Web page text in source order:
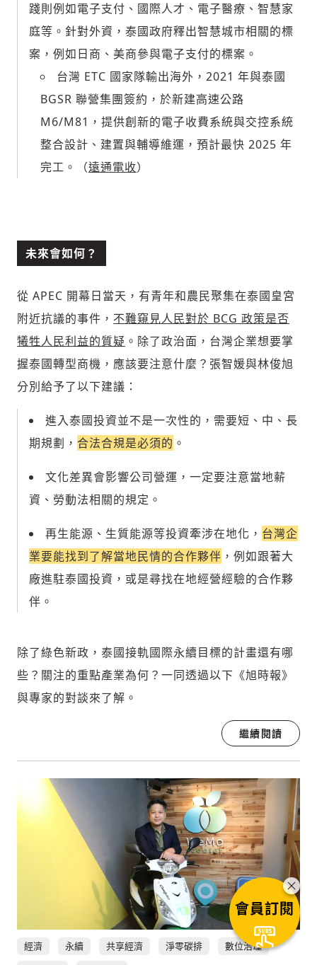
踐則例如電子支付、國際人才、電子醫療、智慧家
庭等。針對外資，泰國政府釋出智慧城市相關的標
案，例如日商、美商參與電子支付的標案。
台灣 ETC 國家隊輸出海外，2021 年與泰國
BGSR 聯營集團簽約，於新建高速公路
M6/M81，提供創新的電子收費系統與交控系統
整合設計、建置與輔導維運，預計最快 2025 年
完工。（遠通電收）
未來會如何？
從 APEC 開幕日當天，有青年和農民聚集在泰國皇宮
附近抗議的事件， 不難窺見人民對於 BCG 政策是否
犧牲人民利益的質疑 。除了政治面，台灣企業想要掌
握泰國轉型商機，應該要注意什麼？張智媛與林俊旭
分別給予了以下建議：
進入泰國投資並不是一次性的，需要短、中、長
期規劃， 合法合規是必須的 。
文化差異會影響公司營運，一定要注意當地薪
資、勞動法相關的規定。
再生能源、生質能源等投資牽涉在地化， 台灣企
業要能找到了解當地民情的合作夥伴 ，例如跟著大
廠進駐泰國投資，或是尋找在地經營經驗的合作夥
伴。
除了綠色新政，泰國接軌國際永續目標的計畫還有哪
些？關注的重點產業為何？一同透過以下《旭時報》
與專家的對談來了解。
繼續閱讀
經濟 永續 共享經濟 淨零碳排
數位治理
會員訂閱